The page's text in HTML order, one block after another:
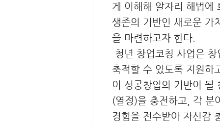
게 이해해 알자리 해법에
생존의 기반인 새로운 가
을 마련하고자 한다.
청년 창업코칭 사업은
축적할 수 있도록 지원하
이 성공창업의 기반이 될
(열정)을 충전하고, 각 분
경험을 전수받아 자신감